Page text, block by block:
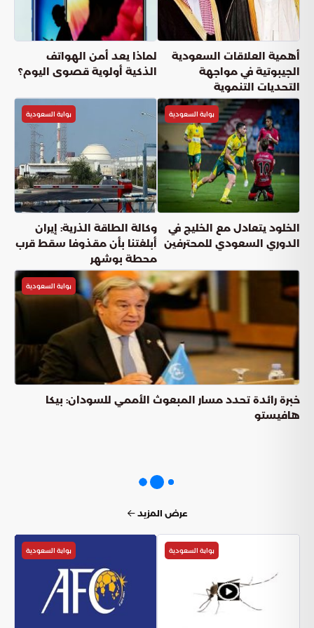
أهمية العلاقات السعودية
الجيبوتية في مواجهة
التحديات التنموية
لماذا يعد أمن الهواتف
الذكية أولوية قصوى اليوم؟
بوابة السعودية
الخلود يتعادل مع الخليج في
الدوري السعودي للمحترفين
بوابة السعودية
وكالة الطاقة الذرية: إيران
أبلغتنا بأن مقذوفا سقط قرب
محطة بوشهر
بوابة السعودية
خبرة رائدة تحدد مسار المبعوث الأممي للسودان: بيكا
هافيستو
عرض المزيد
بوابة السعودية بوابة السعودية